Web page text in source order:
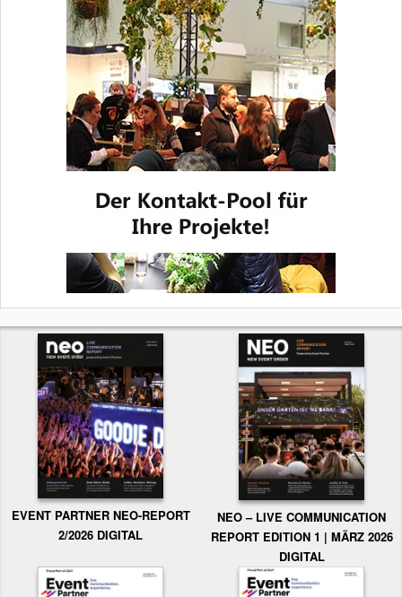
EVENT PARTNER NEO-REPORT
2/2026 DIGITAL
NEO – LIVE COMMUNICATION
REPORT EDITION 1 | MÄRZ 2026
DIGITAL